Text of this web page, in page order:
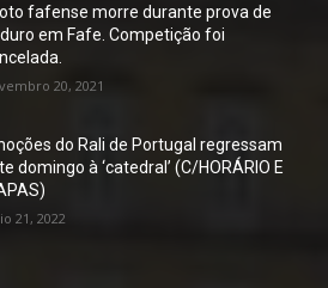
fafense morre durante prova de
em Fafe. Competição foi
20, 2021
do Rali de Portugal regressam
domingo à ‘catedral’ (C/HORÁRIO E
21, 2022